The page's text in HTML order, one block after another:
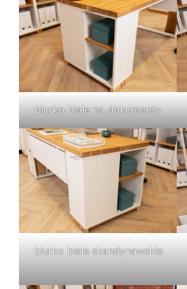
biurko białe na dokumenty
biurko białe skandynawskie